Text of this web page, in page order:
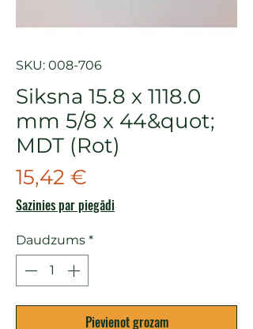
SKU: 008-706
Siksna 15.8 x 1118.0
mm 5/8 x 44&quot;
MDT (Rot)
15,42 €
Sazinies par piegādi
Daudzums *
Pievienot grozam